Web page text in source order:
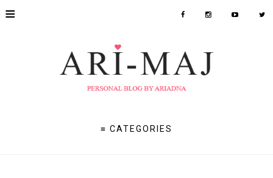
≡
≡ CATEGORIES